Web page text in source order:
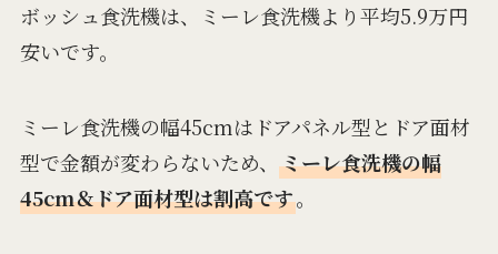
ボッシュ食洗機は、ミーレ食洗機より平均5.9万円
安いです。
ミーレ食洗機の幅45cmはドアパネル型とドア面材
型で金額が変わらないため、 ミーレ食洗機の幅
45cm＆ドア面材型は割高です。